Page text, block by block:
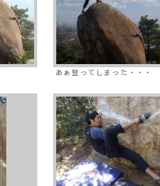
あぁ登ってしまった・・・